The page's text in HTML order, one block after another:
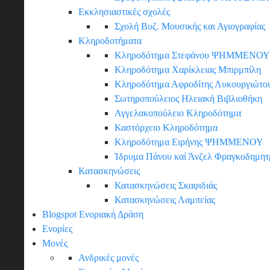
Εκκλησιαστικές σχολές
Σχολή Βυζ. Μουσικής και Αγιογραφίας
Κληροδοτήματα
Κληροδότημα Στεφάνου ΨΗΜΜΕΝΟΥ
Κληροδότημα Χαρίκλειας Μπιρμπίλη
Κληροδότημα Αφροδίτης
Σωτηροπούλειος Ηλειακή Βιβλιοθήκη
Αγγελακοπούλειο Κληροδότημα
Καστόρχειο Κληροδότημα
Κληροδότημα Ειρήνης ΨΗΜΜΕΝΟΥ
Ίδρυμα Πάνου καί Άνζελ
Κατασκηνώσεις
Κατασκηνώσεις Σκαφιδιάς
Κατασκηνώσεις Λαμπείας
Blogspot Ενοριακή Δράση
Ενορίες
Μονές
Ανδρικές μονές